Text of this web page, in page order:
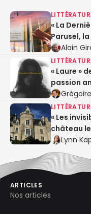
« La
Parusel,
Alain
« Laure »
passion
« Les
château
Lynn
ARTICLES
Nos articles